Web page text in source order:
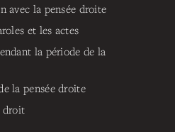
avec la pensée droite
et les actes
la période de la
la pensée droite
droit